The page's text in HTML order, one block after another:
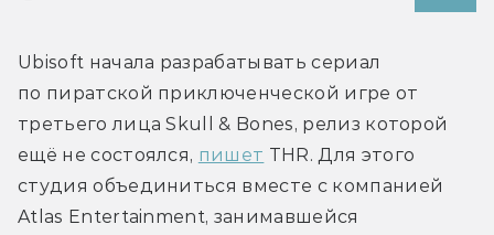
Ubisoft начала разрабатывать сериал
по пиратской приключенческой игре от
третьего лица Skull & Bones, релиз которой
ещё не состоялся, пишет THR. Для этого
студия объединиться вместе с компанией
Atlas Entertainment, занимавшейся